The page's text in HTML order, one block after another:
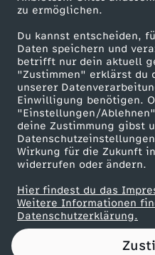
zu ermöglichen.
Du kannst entscheiden,
Daten speichern und
betrifft nur dein aktuell
"Zustimmen" erklärst du
unserer
Einwilligung benötigen.
"Einstellungen/
deine Zustimmung gibst
Wirkung für die Zukunft
widerrufen oder ändern.
Hier findest du das
Weitere Informationen
Datenschutzerklärung.
F
o
l
g
e
1
1
ZDF goes Schule
Werbefernsehen
Mainzelmännchen
Partner